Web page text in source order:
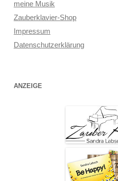
meine Musik
Zauberklavier-Shop
Impressum
Datenschutzerklärung
ANZEIGE